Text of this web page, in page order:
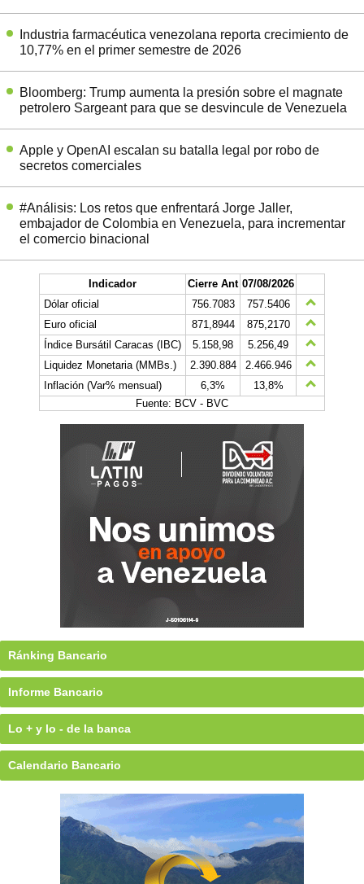
Industria farmacéutica venezolana reporta crecimiento de
10,77% en el primer semestre de 2026
Bloomberg: Trump aumenta la presión sobre el magnate
petrolero Sargeant para que se desvincule de Venezuela
Apple y OpenAI escalan su batalla legal por robo de
secretos comerciales
#Análisis: Los retos que enfrentará Jorge Jaller,
embajador de Colombia en Venezuela, para incrementar
el comercio binacional
Indicador Cierre Ant 07/08/2026
Dólar oficial
756.7083
757.5406
Euro oficial
871,8944
875,2170
Índice Bursátil Caracas (IBC)
5.158,98
5.256,49
Liquidez Monetaria (MMBs.)
2.390.884
2.466.946
Inflación (Var% mensual)
6,3%
13,8%
Fuente: BCV - BVC
Ránking Bancario
Informe Bancario
Lo + y lo - de la banca
Calendario Bancario